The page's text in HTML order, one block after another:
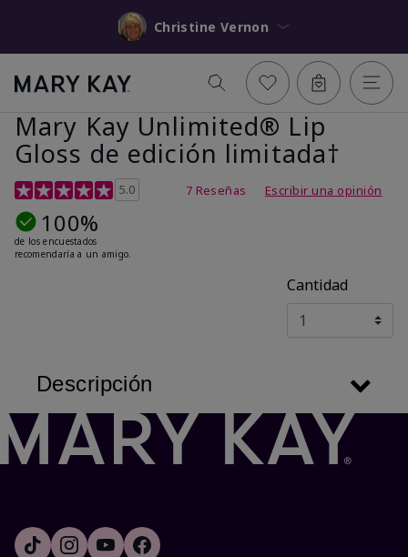
Christine Vernon
Mary Kay Unlimited® Lip
Gloss de edición limitada†
Calificación de clientes de 5 de 5
5.0 7 Reseñas Escribir una opinión
100%
de los encuestados
recomendaría a un amigo.
Cantidad
Descripción